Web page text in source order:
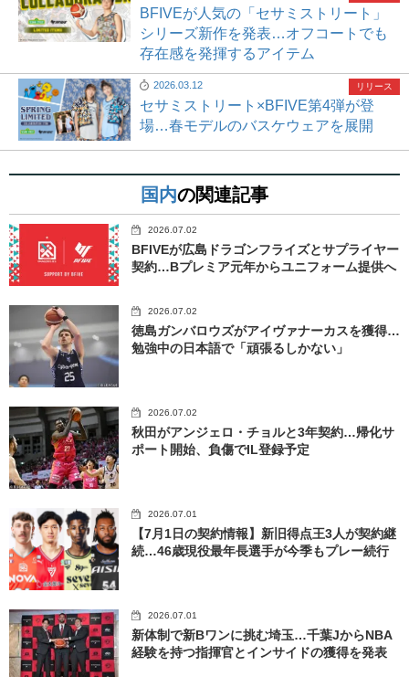
BFIVEが人気の「セサミストリート」
シリーズ新作を発表…オフコートでも
存在感を発揮するアイテム
2026.03.12
セサミストリート×BFIVE第4弾が登
場…春モデルのバスケウェアを展開
リリース
国内の関連記事
2026.07.02
BFIVEが広島ドラゴンフライズとサプライヤー
契約…Bプレミア元年からユニフォーム提供へ
2026.07.02
徳島ガンバロウズがアイヴァナーカスを獲得…
勉強中の日本語で「頑張るしかない」
2026.07.02
秋田がアンジェロ・チョルと3年契約…帰化サ
ポート開始、負傷でIL登録予定
2026.07.01
【7月1日の契約情報】新旧得点王3人が契約継
続…46歳現役最年長選手が今季もプレー続行
2026.07.01
新体制で新Bワンに挑む埼玉…千葉JからNBA
経験を持つ指揮官とインサイドの獲得を発表